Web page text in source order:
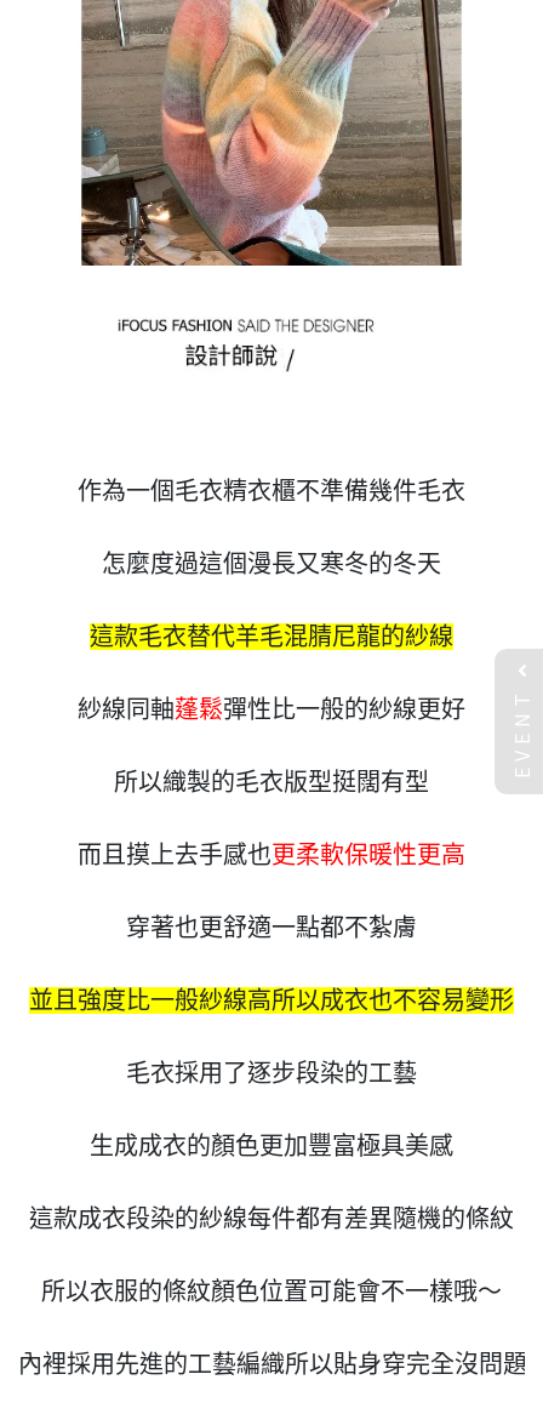
作為一個毛衣精衣櫃不準備幾件毛衣
怎麼度過這個漫長又寒冬的冬天
這款毛衣替代羊毛混腈尼龍的紗線
紗線同軸蓬鬆彈性比一般的紗線更好
所以織製的毛衣版型挺闊有型
而且摸上去手感也更柔軟保暖性更高
穿著也更舒適一點都不紮膚
並且強度比一般紗線高所以成衣也不容易變形
毛衣採用了逐步段染的工藝
生成成衣的顏色更加豐富極具美感
這款成衣段染的紗線每件都有差異隨機的條紋
所以衣服的條紋顏色位置可能會不一樣哦〜
內裡採用先進的工藝編織所以貼身穿完全沒問題
EVENT